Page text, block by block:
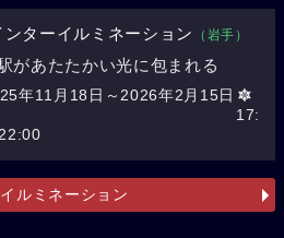
ターイルミネーション （岩手）
があたたかい光に包まれる
年11月18日～2026年2月15日
17:
ルミネーション